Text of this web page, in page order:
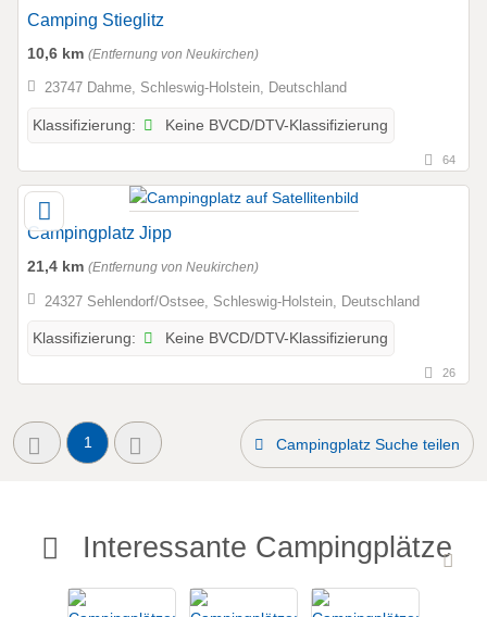
Camping Stieglitz
10,6 km (Entfernung von Neukirchen)
23747 Dahme, Schleswig-Holstein, Deutschland
Klassifizierung: Keine BVCD/DTV-Klassifizierung
64
Campingplatz Jipp
21,4 km (Entfernung von Neukirchen)
24327 Sehlendorf/Ostsee, Schleswig-Holstein, Deutschland
Klassifizierung: Keine BVCD/DTV-Klassifizierung
26
1 Campingplatz Suche teilen
Interessante Campingplätze